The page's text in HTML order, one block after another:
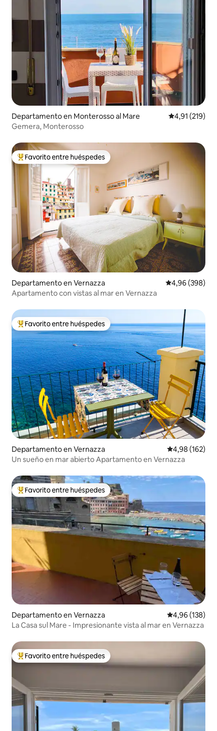
Departamento en Monterosso al Mare Calificación
4,91 (219)
Gemera, Monterosso
Favorito entre los huéspedes más destacados
Favorito entre huéspedes
Departamento en Vernazza Calificación
4,96 (398)
Apartamento con vistas al mar en Vernazza
Favorito entre los huéspedes más destacados
Favorito entre huéspedes
Departamento en Vernazza Calificación
4,98 (162)
Un sueño en mar abierto Apartamento en Vernazza
Favorito entre los huéspedes más destacados
Favorito entre huéspedes
Departamento en Vernazza Calificación
4,96 (138)
La Casa sul Mare - Impresionante vista al mar en Vernazza
Favorito entre los huéspedes más destacados
Favorito entre huéspedes